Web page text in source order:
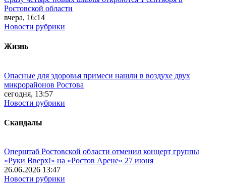
Ростовской области
вчера, 16:14
Новости рубрики
Жизнь
Опасные для здоровья примеси нашли в воздухе двух
микрорайонов Ростова
сегодня, 13:57
Новости рубрики
Скандалы
Оперштаб Ростовской области отменил концерт группы
«Руки Вверх!» на «Ростов Арене» 27 июня
26.06.2026 13:47
Новости рубрики